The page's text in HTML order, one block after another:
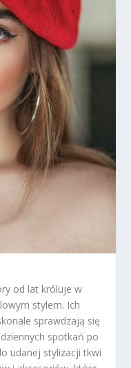
od lat króluje w
stylem. Ich
sprawdzają się
spotkań po
udanej stylizacji tkwi